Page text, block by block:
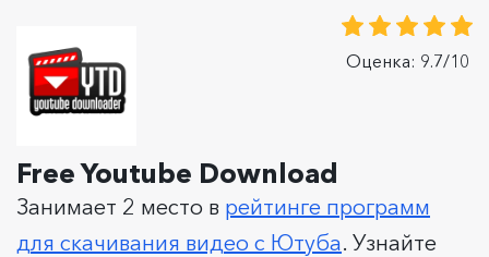
Free Youtube Download
Оценка: 9.7/10
Занимает 2 место в рейтинге программ
для скачивания видео с Ютуба. Узнайте